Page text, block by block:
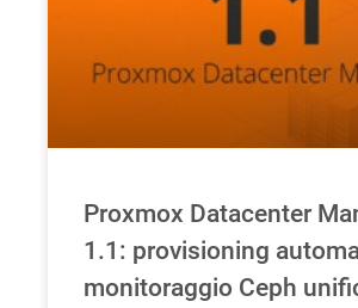
Proxmox Datacenter
1.1: provisioning
monitoraggio Ceph